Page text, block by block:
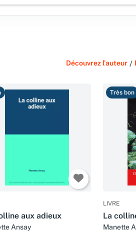
Découvrez l'auteur /
aux adieux
Ansay
Très bon
LIVRE
La
Manette